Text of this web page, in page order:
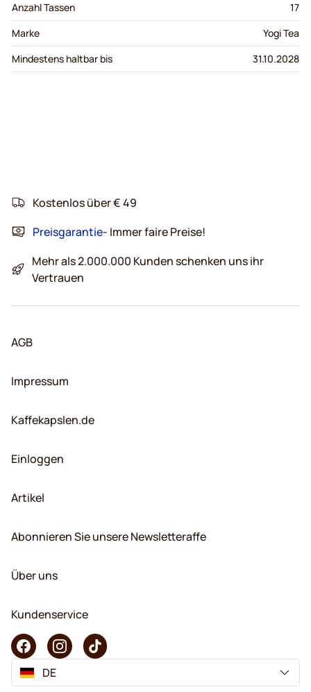
Anzahl Tassen
17
Marke
Yogi Tea
Mindestens haltbar bis
31.10.2028
Kostenlos über € 49
Preisgarantie- Immer faire Preise!
Mehr als 2.000.000 Kunden schenken uns ihr
Vertrauen
AGB
Impressum
Kaffekapslen.de
Einloggen
Artikel
Abonnieren Sie unsere Newsletteraffe
Über uns
Kundenservice
DE